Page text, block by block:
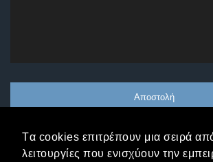
Tα cookies επιτρέπουν μια σειρά
λειτουργίες που ενισχύουν την